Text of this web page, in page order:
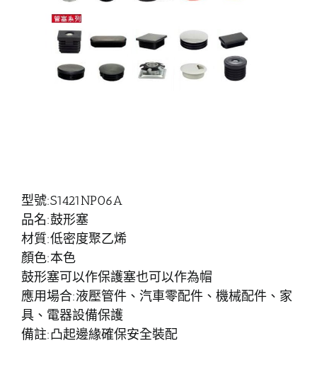
型號:S1421NP06A
品名:鼓形塞
材質:低密度聚乙烯
顏色:本色
鼓形塞可以作保護塞也可以作為帽
應用場合:液壓管件、汽車零配件、機械配件、家
具、電器設備保護
備註:凸起邊緣確保安全裝配